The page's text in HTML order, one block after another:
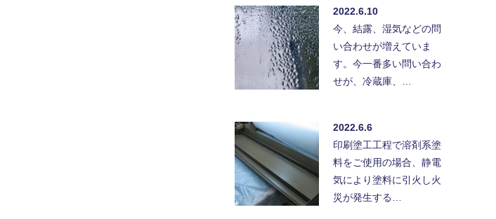
2022.6.10
今、結露、湿気などの問
い合わせが増えていま
す。今一番多い問い合わ
せが、冷蔵庫、…
2022.6.6
印刷塗工工程で溶剤系塗
料をご使用の場合、静電
気により塗料に引火し火
災が発生する…